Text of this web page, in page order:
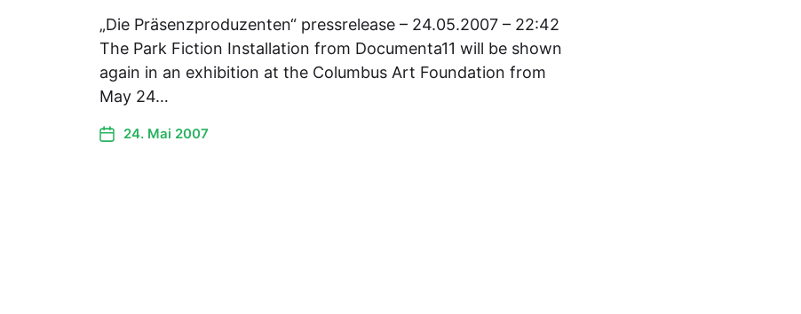
„Die Präsenzproduzenten“ pressrelease – 24.05.2007 – 22:42
The Park Fiction Installation from Documenta11 will be shown
again in an exhibition at the Columbus Art Foundation from
May 24…
24. Mai 2007